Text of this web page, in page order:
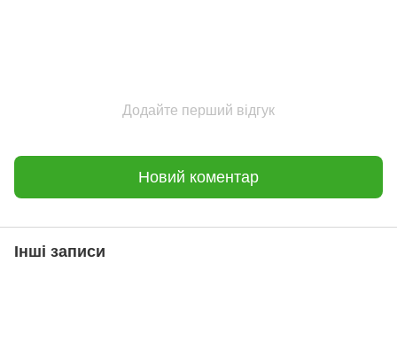
Додайте перший відгук
Новий коментар
Інші записи